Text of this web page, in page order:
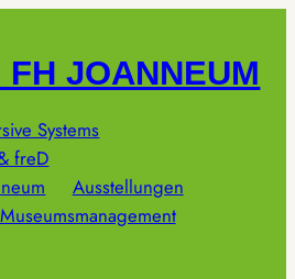
JOANNEUM
Systems
freD
Ausstellungen
Museumsmanagement